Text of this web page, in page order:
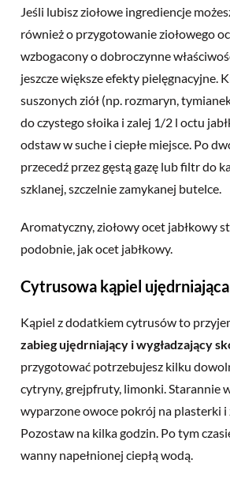
Jeśli lubisz ziołowe ingrediencje
również o przygotowanie ziołowego
wzbogacony o dobroczynne
jeszcze większe efekty pielęgnacyjne.
suszonych ziół (np. rozmaryn,
do czystego słoika i zalej 1/2 l octu
odstaw w suche i ciepłe miejsce. Po
przecedź przez gęstą gazę lub filtr do
szklanej, szczelnie zamykanej butelce.
Aromatyczny, ziołowy ocet jabłkowy
podobnie, jak ocet jabłkowy.
Cytrusowa kąpiel ujędrniająca
Kąpiel z dodatkiem cytrusów to
zabieg ujędrniający i wygładzający
przygotować potrzebujesz kilku
cytryny, grejpfruty, limonki. Starannie
wyparzone owoce pokrój na plasterki i
Pozostaw na kilka godzin. Po tym
wanny napełnionej ciepłą wodą.